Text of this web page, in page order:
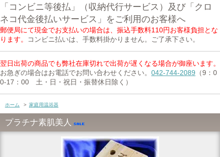
「コンビニ等後払」（収納代行サービス）及び「クロ
ネコ代金後払いサービス」をご利用のお客様へ
郵便局にて現金でお支払いの場合は、振込手数料110円お客様負担とな
ります。
コンビニ払いは、手数料掛かりません。ご了承下さい。
翌日出荷の商品でも弊社在庫切れで出荷が遅くなる場合が御座います。
お急ぎの場合はお電話でお問い合わせください。 042-744-2089 （9：0
0-17：00 土・日・祝日・振替休日除く）
ホーム > 家庭用温浴器
プラチナ素肌美人